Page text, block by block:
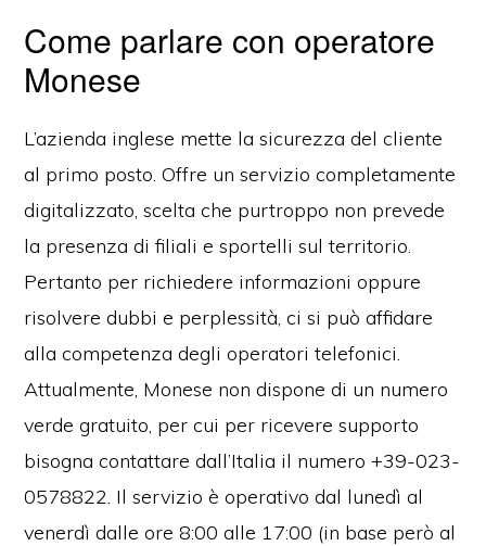
Come parlare con operatore
Monese
L’azienda inglese mette la sicurezza del cliente
al primo posto. Offre un servizio completamente
digitalizzato, scelta che purtroppo non prevede
la presenza di filiali e sportelli sul territorio.
Pertanto per richiedere informazioni oppure
risolvere dubbi e perplessità, ci si può affidare
alla competenza degli operatori telefonici.
Attualmente, Monese non dispone di un numero
verde gratuito, per cui per ricevere supporto
bisogna contattare dall’Italia il numero +39-023-
0578822. Il servizio è operativo dal lunedì al
venerdì dalle ore 8:00 alle 17:00 (in base però al